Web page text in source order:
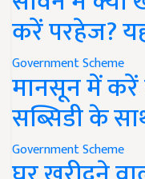
करें परहेज?
Government Scheme
मानसून में
सब्सिडी के
Government Scheme